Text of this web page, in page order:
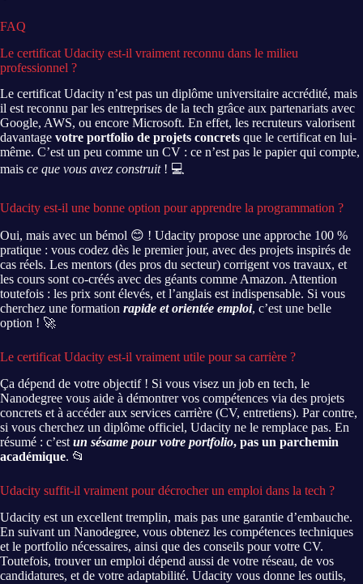
FAQ
Le certificat Udacity est-il vraiment reconnu dans le milieu
professionnel ?
Le certificat Udacity n’est pas un diplôme universitaire accrédité, mais
il est reconnu par les entreprises de la tech grâce aux partenariats avec
Google, AWS, ou encore Microsoft. En effet, les recruteurs valorisent
davantage votre portfolio de projets concrets que le certificat en lui-
même. C’est un peu comme un CV : ce n’est pas le papier qui compte,
mais ce que vous avez construit! 💻
Udacity est-il une bonne option pour apprendre la programmation ?
Oui, mais avec un bémol 😊 ! Udacity propose une approche 100 %
pratique : vous codez dès le premier jour, avec des projets inspirés de
cas réels. Les mentors (des pros du secteur) corrigent vos travaux, et
les cours sont co-créés avec des géants comme Amazon. Attention
toutefois : les prix sont élevés, et l’anglais est indispensable. Si vous
cherchez une formation rapide et orientée emploi, c’est une belle
option ! 🚀
Le certificat Udacity est-il vraiment utile pour sa carrière ?
Ça dépend de votre objectif ! Si vous visez un job en tech, le
Nanodegree vous aide à démontrer vos compétences via des projets
concrets et à accéder aux services carrière (CV, entretiens). Par contre,
si vous cherchez un diplôme officiel, Udacity ne le remplace pas. En
résumé : c’est un sésame pour votre portfolio, pas un parchemin
académique. 📂
Udacity suffit-il vraiment pour décrocher un emploi dans la tech ?
Udacity est un excellent tremplin, mais pas une garantie d’embauche.
En suivant un Nanodegree, vous obtenez les compétences techniques
et le portfolio nécessaires, ainsi que des conseils pour votre CV.
Toutefois, trouver un emploi dépend aussi de votre réseau, de vos
candidatures, et de votre adaptabilité. Udacity vous donne les outils,